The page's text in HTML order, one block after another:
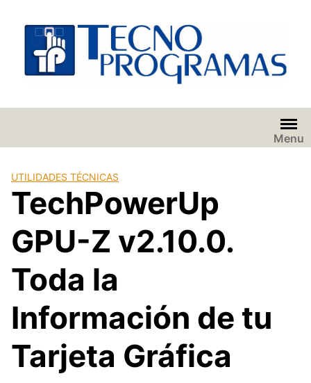
contenido
Menu
UTILIDADES TÉCNICAS
TechPowerUp
GPU-Z v2.10.0.
Toda la
Información de tu
Tarjeta Gráfica